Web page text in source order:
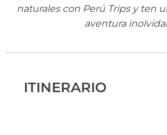
naturales con Perú Trips y ten
aventura
ITINERARIO